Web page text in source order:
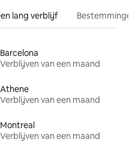
lang verblijf
Barcelona
Verblijven van een maand
Athene
Verblijven van een maand
Montreal
Verblijven van een maand